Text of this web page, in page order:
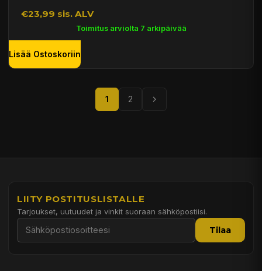
€23,99 sis. ALV
Toimitus arviolta 7 arkipäivää
Lisää Ostoskoriin
1 2
LIITY POSTITUSLISTALLE
Tarjoukset, uutuudet ja vinkit suoraan sähköpostiisi.
Tilaa